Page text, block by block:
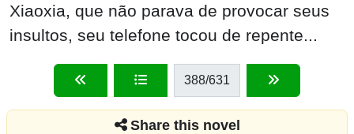
Xiaoxia, que não parava de provocar seus
insultos, seu telefone tocou de repente...
388/631
Share this novel